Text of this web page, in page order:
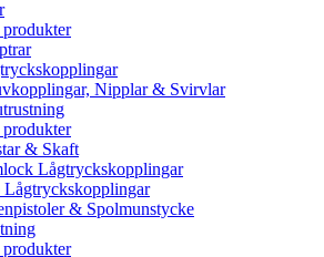
Nipplar & Svirvlar
& Skaft
Lågtryckskopplingar
& Spolmunstycke